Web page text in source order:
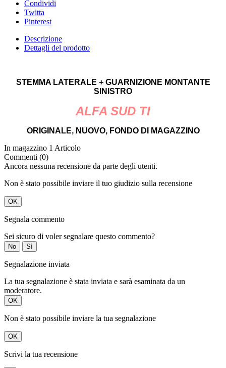
Condividi
Twitta
Pinterest
Descrizione
Dettagli del prodotto
STEMMA LATERALE + GUARNIZIONE MONTANTE
SINISTRO
ALFA SUD TI
ORIGINALE, NUOVO, FONDO DI MAGAZZINO
In magazzino 1 Articolo
Commenti (0)
Ancora nessuna recensione da parte degli utenti.
Non è stato possibile inviare il tuo giudizio sulla recensione
OK
Segnala commento
Sei sicuro di voler segnalare questo commento?
No Sì
Segnalazione inviata
La tua segnalazione è stata inviata e sarà esaminata da un
moderatore.
OK
Non è stato possibile inviare la tua segnalazione
OK
Scrivi la tua recensione